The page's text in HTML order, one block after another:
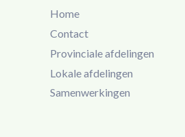
Home
Contact
Provinciale afdelingen
Lokale afdelingen
Samenwerkingen